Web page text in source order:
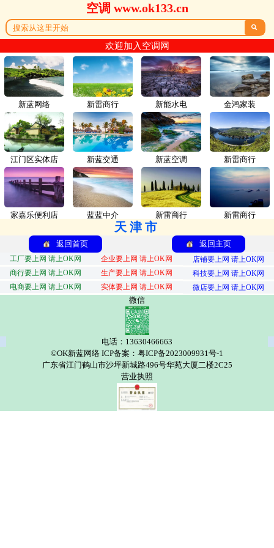
空调 www.ok133.cn

欢迎加入空调网
新蓝网络 新雷商行
江门区实体店 新蓝交通
家嘉乐便利店 蓝蓝中介
新能水电 金鸿家装
新蓝空调 新雷商行
新雷商行 新雷商行
天津市
返回首页 返回主页
工厂要上网 请上OK网 企业要上网 请上OK网
店铺要上网 请上OK网
商行要上网 请上OK网
生产要上网 请上OK网
科技要上网 请上OK网
电商要上网 请上OK网
实体要上网 请上OK网 微店要上网 请上OK网
微信
电话：13630466663
©OK新蓝网络 ICP备案：粤ICP备2023009931号-1
广东省江门鹤山市沙坪新城路496号华苑大厦二楼2C25
营业执照